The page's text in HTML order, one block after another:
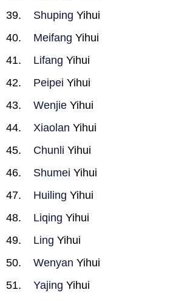
Shuping Yihui
Meifang Yihui
Lifang Yihui
Peipei Yihui
Wenjie Yihui
Xiaolan Yihui
Chunli Yihui
Shumei Yihui
Huiling Yihui
Liqing Yihui
Ling Yihui
Wenyan Yihui
Yajing Yihui